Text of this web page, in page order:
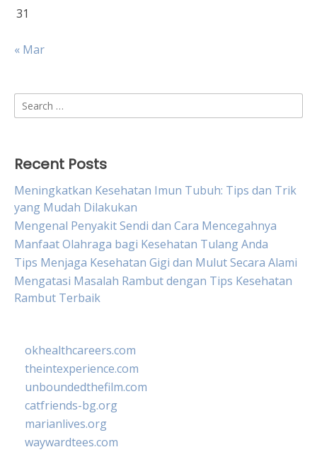
31
« Mar
Search
for:
Recent Posts
Meningkatkan Kesehatan Imun Tubuh: Tips dan Trik
yang Mudah Dilakukan
Mengenal Penyakit Sendi dan Cara Mencegahnya
Manfaat Olahraga bagi Kesehatan Tulang Anda
Tips Menjaga Kesehatan Gigi dan Mulut Secara Alami
Mengatasi Masalah Rambut dengan Tips Kesehatan
Rambut Terbaik
okhealthcareers.com
theintexperience.com
unboundedthefilm.com
catfriends-bg.org
marianlives.org
waywardtees.com